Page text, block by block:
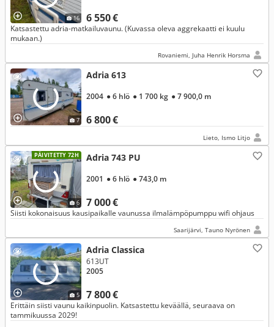
16 6 550 €
Katsastettu adria-matkailuvaunu. (Kuvassa oleva aggrekaatti ei kuulu
mukaan.)
Rovaniemi, Juha Henrik Horsma
7
Adria 613
6 800 €
2004 ● 6 hlö ● 1 700 kg ● 7 900,0 m
Lieto, Ismo Litjo
PÄIVITETTY 72H
6
Adria 743 PU
7 000 €
2001 ● 6 hlö ● 743,0 m
Siisti kokonaisuus kausipaikalle vaunussa ilmalämpöpumppu wifi ohjaus
Saarijärvi, Tauno Nyrönen
5
Adria Classica
7 800 €
613UT
2005
Erittäin siisti vaunu kaikinpuolin. Katsastettu keväällä, seuraava on
tammikuussa 2029!